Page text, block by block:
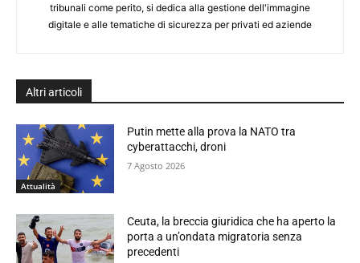
tribunali come perito, si dedica alla gestione dell'immagine
digitale e alle tematiche di sicurezza per privati ed aziende
Altri articoli
Attualità
Putin mette alla prova la NATO tra
cyberattacchi, droni
7 Agosto 2026
Ceuta, la breccia giuridica che ha aperto la
porta a un’ondata migratoria senza
precedenti